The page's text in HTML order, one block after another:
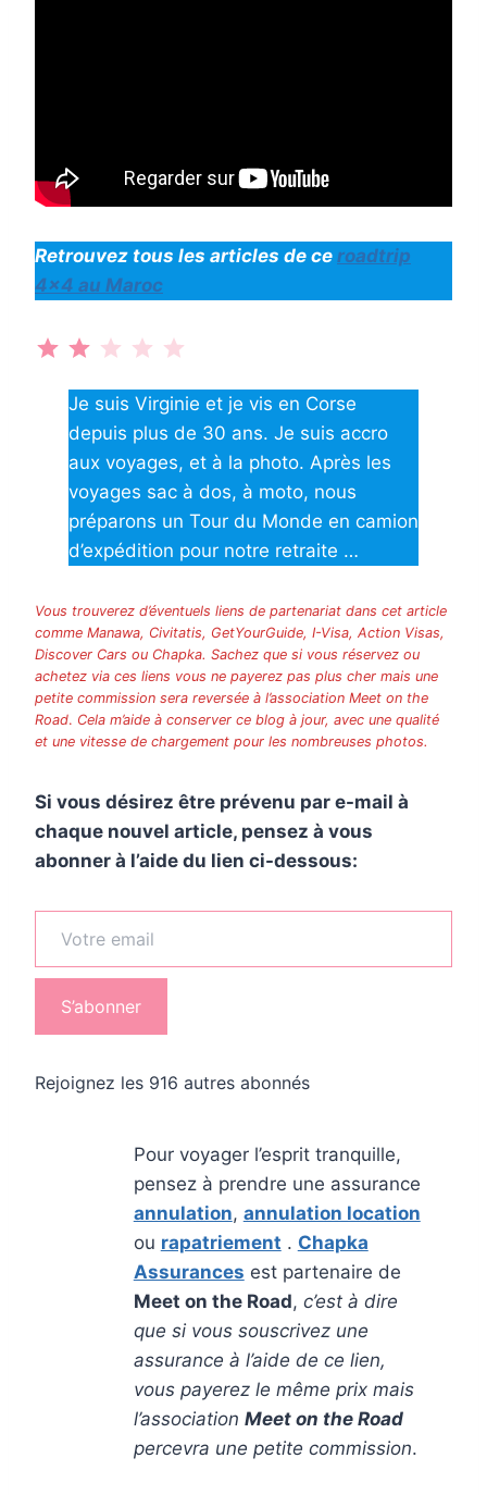
Retrouvez tous les articles de ce roadtrip
4×4 au Maroc
Je suis Virginie et je vis en Corse
depuis plus de 30 ans. Je suis accro
aux voyages, et à la photo. Après les
voyages sac à dos, à moto, nous
préparons un Tour du Monde en camion
d’expédition pour notre retraite …
Vous trouverez d’éventuels liens de partenariat dans cet article
comme Manawa, Civitatis, GetYourGuide, I-Visa, Action Visas,
Discover Cars ou Chapka. Sachez que si vous réservez ou
achetez via ces liens vous ne payerez pas plus cher mais une
petite commission sera reversée à l’association Meet on the
Road. Cela m’aide à conserver ce blog à jour, avec une qualité
et une vitesse de chargement pour les nombreuses photos.
Si vous désirez être prévenu par e-mail à
chaque nouvel article, pensez à vous
abonner à l’aide du lien ci-dessous:
Votre email
S’abonner
Rejoignez les 916 autres abonnés
Pour voyager l’esprit tranquille,
pensez à prendre une assurance
annulation, annulation location
ou rapatriement . Chapka
Assurances est partenaire de
Meet on the Road, c’est à dire
que si vous souscrivez une
assurance à l’aide de ce lien,
vous payerez le même prix mais
l’association Meet on the Road
percevra une petite commission.